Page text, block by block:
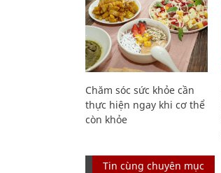
Chăm sóc sức khỏe cần
thực hiện ngay khi cơ thể
còn khỏe
Tin cùng chuyên mục